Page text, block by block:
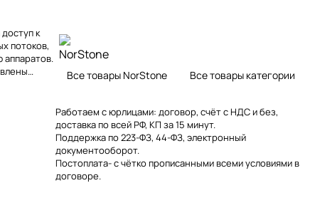
к
потоков,
них
Все товары NorStone Все товары категории
Работаем с юрлицами: договор, счёт с НДС и без,
доставка по всей РФ, КП за 15 минут.
Поддержка по 223-ФЗ, 44-ФЗ, электронный
документооборот.
Постоплата- с чётко прописанными всеми условиями в
договоре.